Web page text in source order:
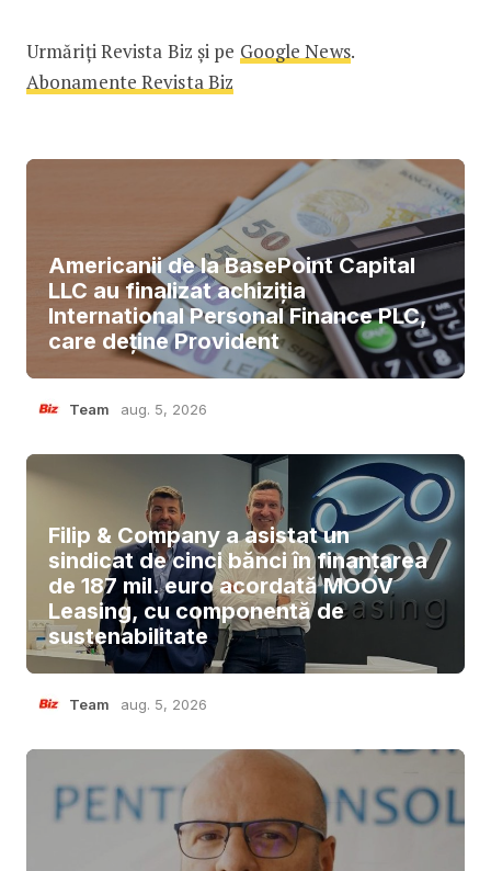
Urmăriți Revista Biz și pe Google News.
Abonamente Revista Biz
Americanii de la BasePoint Capital
LLC au finalizat achiziția
International Personal Finance PLC,
care deține Provident
Team aug. 5, 2026
Filip & Company a asistat un
sindicat de cinci bănci în finanțarea
de 187 mil. euro acordată MOOV
Leasing, cu componentă de
sustenabilitate
Team aug. 5, 2026